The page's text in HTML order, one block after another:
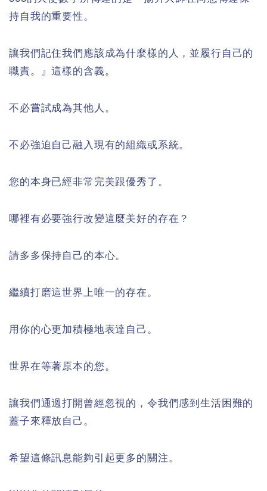
持自我的重要性。
讓我們記住我們應該成為什麼樣的人，並履行自己的
職責。』這樣的含義。
不必嘗試成為其他人。
不必強迫自己融入現有的組織或系統。
您的本身已經非常完美跟優秀了。
哪裡有必要強行改變這麼美好的存在？
請多多保持自己的本心。
繼續打磨這世界上唯一的存在。
用你的心更加積極地表達自己。
世界在等著原本的您。
讓我們通過打開曾經忽視的，令我們感到生活困難的
蓋子來釋放自己。
希望這條訊息能夠引起更多的關注。